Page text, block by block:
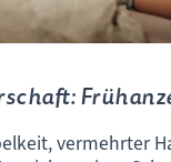
vermehrter